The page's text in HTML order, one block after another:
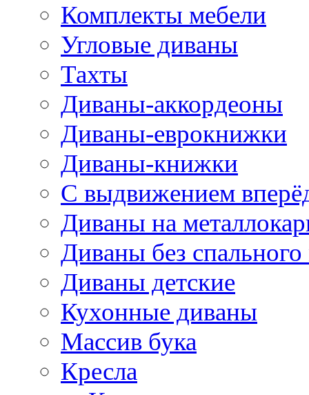
Комплекты мебели
Угловые диваны
Тахты
Диваны-аккордеоны
Диваны-еврокнижки
Диваны-книжки
С выдвижением
Диваны на
Диваны без спального
Диваны детские
Кухонные диваны
Массив бука
Кресла